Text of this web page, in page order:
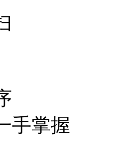
手掌握